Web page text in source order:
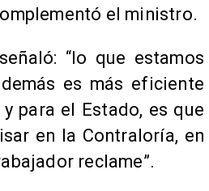
el ministro.
“lo que estamos
es más eficiente
para el Estado, es que
en la Contraloría, en
reclame”.